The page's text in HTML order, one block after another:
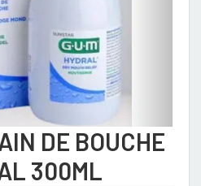
DE BOUCHE
300ML